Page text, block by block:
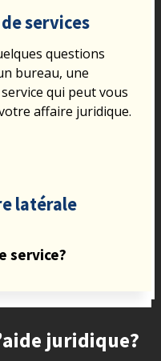
services
questions
bureau, une
qui peut vous
affaire juridique.
latérale
service?
juridique?